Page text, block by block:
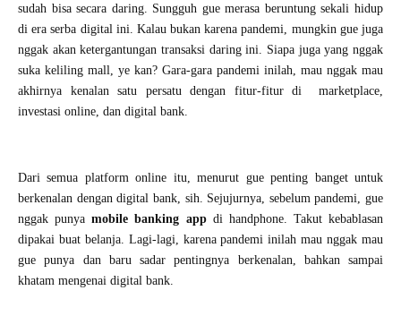
sudah bisa secara daring. Sungguh gue merasa beruntung sekali hidup
di era serba digital ini. Kalau bukan karena pandemi, mungkin gue juga
nggak akan ketergantungan transaksi daring ini. Siapa juga yang nggak
suka keliling mall, ye kan? Gara-gara pandemi inilah, mau nggak mau
akhirnya kenalan satu persatu dengan fitur-fitur di
marketplace,
investasi online, dan digital bank.
Dari semua platform online itu, menurut gue penting banget untuk
berkenalan dengan digital bank, sih. Sejujurnya, sebelum pandemi, gue
nggak punyamobile banking appdi handphone. Takut kebablasan
dipakai buat belanja. Lagi-lagi, karena pandemi inilah mau nggak mau
gue punya dan baru sadar pentingnya berkenalan, bahkan sampai
khatam mengenai digital bank.